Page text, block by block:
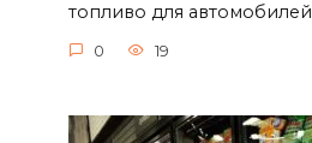
топливо для автомобилей
0 19